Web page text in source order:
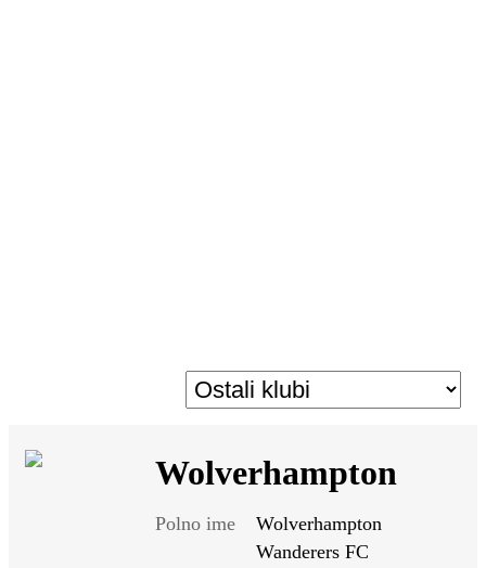
Wolverhampton
Polno ime
Wolverhampton
Wanderers FC